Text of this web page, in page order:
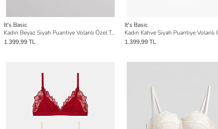
It's Basic
Kadın Beyaz Siyah Puantiye Volanlı Özel Tasarım Straplez Büstiyer
1.399,99 TL
It's Basic
1.399,99 TL